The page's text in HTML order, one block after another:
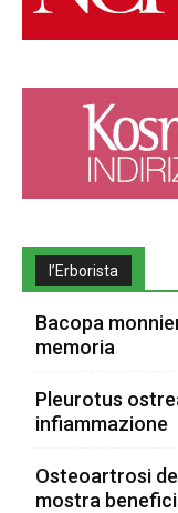
l’Erborista
Bacopa
memoria
Pleurotus
infiammazione
Osteoartrosi
mostra